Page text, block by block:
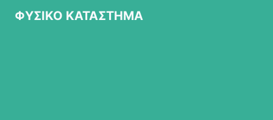
ΦΥΣΙΚΟ ΚΑΤΑΣΤΗΜΑ